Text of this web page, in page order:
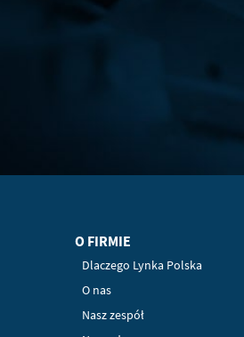
O FIRMIE
Dlaczego Lynka Polska
O nas
Nasz zespół